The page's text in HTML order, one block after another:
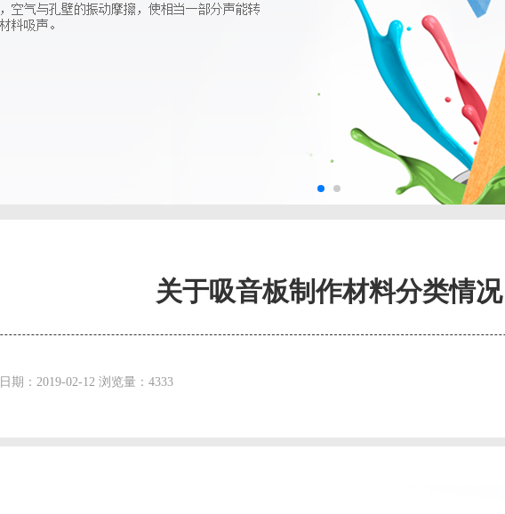
关于吸音板制作材料分类情况
期：2019-02-12 浏览量：4333